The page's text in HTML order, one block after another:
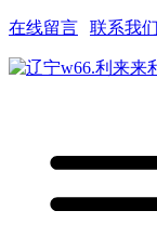
在线留言 联系我们